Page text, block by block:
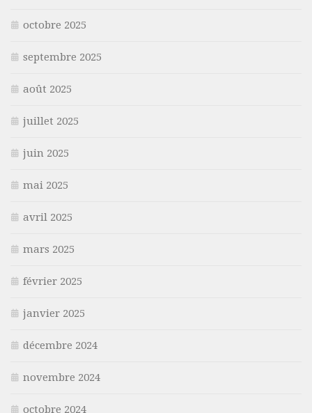
octobre 2025
septembre 2025
août 2025
juillet 2025
juin 2025
mai 2025
avril 2025
mars 2025
février 2025
janvier 2025
décembre 2024
novembre 2024
octobre 2024